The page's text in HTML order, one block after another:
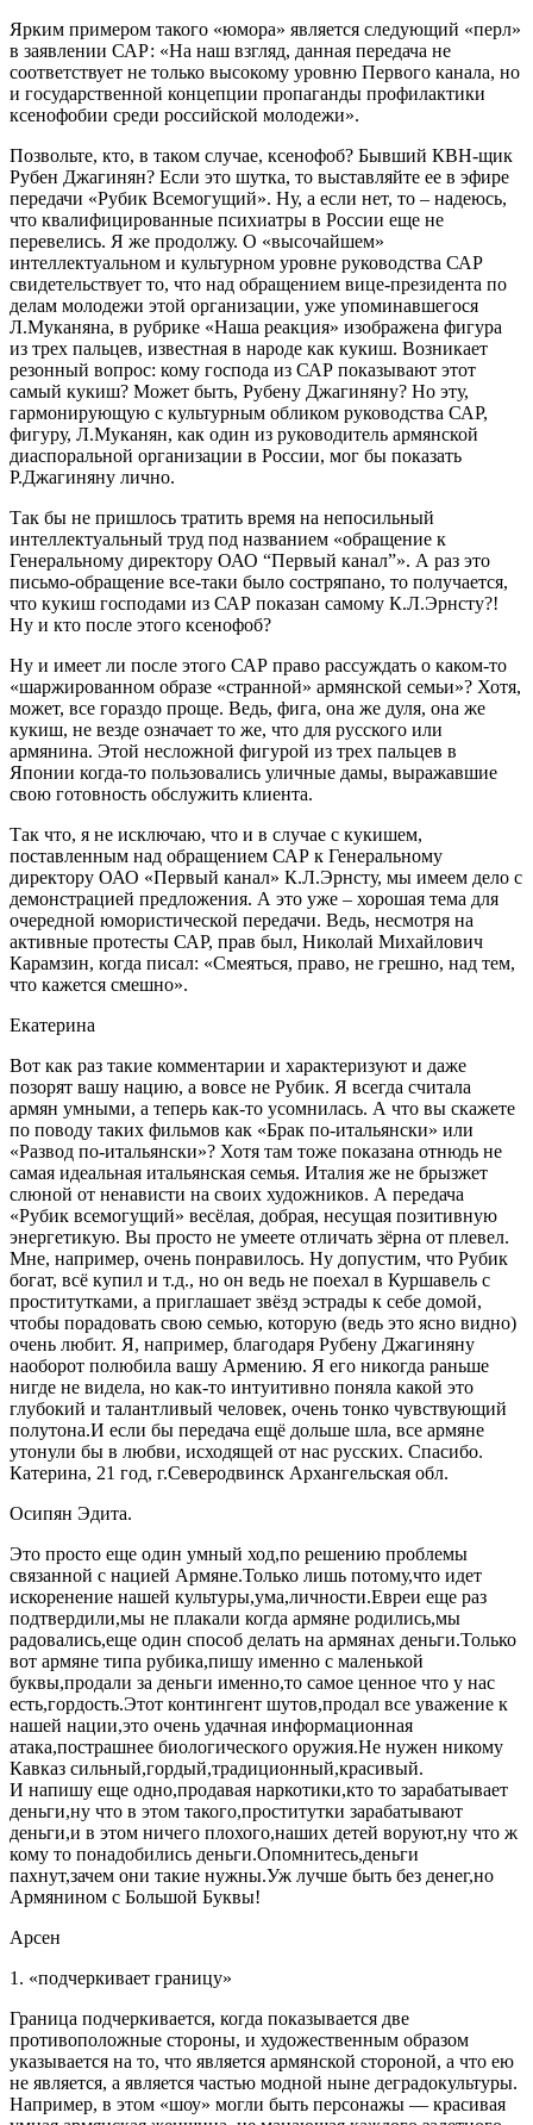
Ярким примером такого «юмора» является следующий «перл»
в заявлении САР: «На наш взгляд, данная передача не
соответствует не только высокому уровню Первого канала, но
и государственной концепции пропаганды профилактики
ксенофобии среди российской молодежи».
Позвольте, кто, в таком случае, ксенофоб? Бывший КВН-щик
Рубен Джагинян? Если это шутка, то выставляйте ее в эфире
передачи «Рубик Всемогущий». Ну, а если нет, то – надеюсь,
что квалифицированные психиатры в России еще не
перевелись. Я же продолжу. О «высочайшем»
интеллектуальном и культурном уровне руководства САР
свидетельствует то, что над обращением вице-президента по
делам молодежи этой организации, уже упоминавшегося
Л.Муканяна, в рубрике «Наша реакция» изображена фигура
из трех пальцев, известная в народе как кукиш. Возникает
резонный вопрос: кому господа из САР показывают этот
самый кукиш? Может быть, Рубену Джагиняну? Но эту,
гармонирующую с культурным обликом руководства САР,
фигуру, Л.Муканян, как один из руководитель армянской
диаспоральной организации в России, мог бы показать
Р.Джагиняну лично.
Так бы не пришлось тратить время на непосильный
интеллектуальный труд под названием «обращение к
Генеральному директору ОАО “Первый канал”». А раз это
письмо-обращение все-таки было состряпано, то получается,
что кукиш господами из САР показан самому К.Л.Эрнсту?!
Ну и кто после этого ксенофоб?
Ну и имеет ли после этого САР право рассуждать о каком-то
«шаржированном образе «странной» армянской семьи»? Хотя,
может, все гораздо проще. Ведь, фига, она же дуля, она же
кукиш, не везде означает то же, что для русского или
армянина. Этой несложной фигурой из трех пальцев в
Японии когда-то пользовались уличные дамы, выражавшие
свою готовность обслужить клиента.
Так что, я не исключаю, что и в случае с кукишем,
поставленным над обращением САР к Генеральному
директору ОАО «Первый канал» К.Л.Эрнсту, мы имеем дело с
демонстрацией предложения. А это уже – хорошая тема для
очередной юмористической передачи. Ведь, несмотря на
активные протесты САР, прав был, Николай Михайлович
Карамзин, когда писал: «Смеяться, право, не грешно, над тем,
что кажется смешно».
Екатерина
Вот как раз такие комментарии и характеризуют и даже
позорят вашу нацию, а вовсе не Рубик. Я всегда считала
армян умными, а теперь как-то усомнилась. А что вы скажете
по поводу таких фильмов как «Брак по-итальянски» или
«Развод по-итальянски»? Хотя там тоже показана отнюдь не
самая идеальная итальянская семья. Италия же не брызжет
слюной от ненависти на своих художников. А передача
«Рубик всемогущий» весёлая, добрая, несущая позитивную
энергетикую. Вы просто не умеете отличать зёрна от плевел.
Мне, например, очень понравилось. Ну допустим, что Рубик
богат, всё купил и т.д., но он ведь не поехал в Куршавель с
проститутками, а приглашает звёзд эстрады к себе домой,
чтобы порадовать свою семью, которую (ведь это ясно видно)
очень любит. Я, например, благодаря Рубену Джагиняну
наоборот полюбила вашу Армению. Я его никогда раньше
нигде не видела, но как-то интуитивно поняла какой это
глубокий и талантливый человек, очень тонко чувствующий
полутона.И если бы передача ещё дольше шла, все армяне
утонули бы в любви, исходящей от нас русских. Спасибо.
Катерина, 21 год, г.Северодвинск Архангельская обл.
Осипян Эдита.
Это просто еще один умный ход,по решению проблемы
связанной с нацией Армяне.Только лишь потому,что идет
искоренение нашей культуры,ума,личности.Евреи еще раз
подтвердили,мы не плакали когда армяне родились,мы
радовались,еще один способ делать на армянах деньги.Только
вот армяне типа рубика,пишу именно с маленькой
буквы,продали за деньги именно,то самое ценное что у нас
есть,гордость.Этот контингент шутов,продал все уважение к
нашей нации,это очень удачная информационная
атака,пострашнее биологического оружия.Не нужен никому
Кавказ сильный,гордый,традиционный,красивый.
И напишу еще одно,продавая наркотики,кто то зарабатывает
деньги,ну что в этом такого,проститутки зарабатывают
деньги,и в этом ничего плохого,наших детей воруют,ну что ж
кому то понадобились деньги.Опомнитесь,деньги
пахнут,зачем они такие нужны.Уж лучше быть без денег,но
Армянином с Большой Буквы!
Арсен
1. «подчеркивает границу»
Граница подчеркивается, когда показывается две
противоположные стороны, и художественным образом
указывается на то, что является армянской стороной, а что ею
не является, а является частью модной ныне деградокультуры.
Например, в этом «шоу» могли быть персонажы — красивая